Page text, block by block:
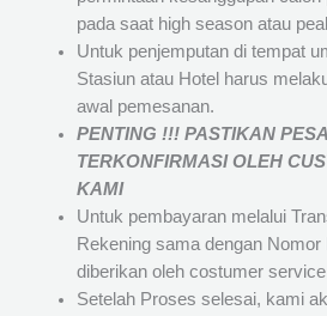
pada saat high season atau
Untuk penjemputan di tempat
Stasiun atau Hotel harus
awal pemesanan.
PENTING !!! PASTIKAN
TERKONFIRMASI OLEH
KAMI
Untuk pembayaran melalui
Rekening sama dengan Nomor
diberikan oleh costumer
Setelah Proses selesai, kami